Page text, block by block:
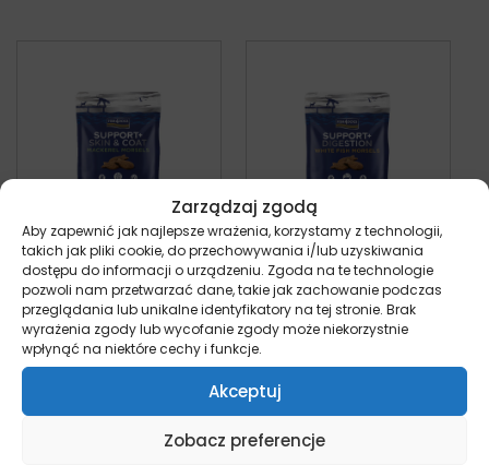
Zarządzaj zgodą
Aby zapewnić jak najlepsze wrażenia, korzystamy z technologii,
takich jak pliki cookie, do przechowywania i/lub uzyskiwania
dostępu do informacji o urządzeniu. Zgoda na te technologie
pozwoli nam przetwarzać dane, takie jak zachowanie podczas
przeglądania lub unikalne identyfikatory na tej stronie. Brak
wyrażenia zgody lub wycofanie zgody może niekorzystnie
wpłynąć na niektóre cechy i funkcje.
Akceptuj
Zobacz preferencje
Fish4Dogs Mackerel
Morsels – sierść,
skóra – przysmak
dla psa 225g
pies
Dodaj do koszyka
Fish4Dogs White
Fish Morsels – układ
pokarmowy –
przysmak dla psa
225g
Dodaj do koszyka